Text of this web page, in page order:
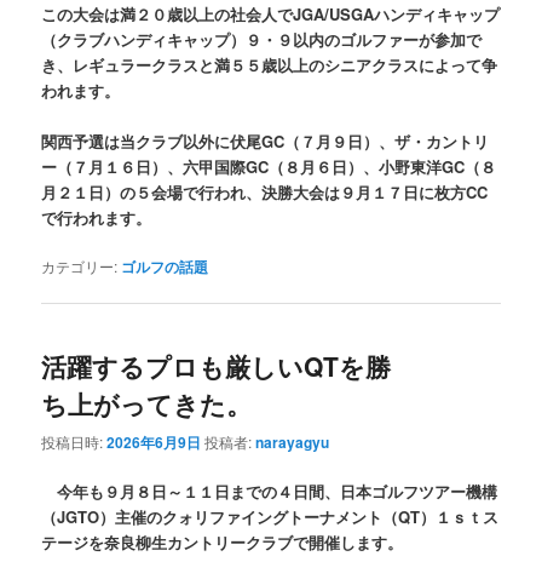
この大会は満２０歳以上の社会人でJGA/USGAハンディキャップ
（クラブハンディキャップ）９・９以内のゴルファーが参加で
き、レギュラークラスと満５５歳以上のシニアクラスによって争
われます。
関西予選は当クラブ以外に伏尾GC（７月９日）、ザ・カントリ
ー（７月１６日）、六甲国際GC（８月６日）、小野東洋GC（８
月２１日）の５会場で行われ、決勝大会は９月１７日に枚方CC
で行われます。
カテゴリー: ゴルフの話題
活躍するプロも厳しいQTを勝
ち上がってきた。
投稿日時:2026年6月9日 投稿者:narayagyu
今年も９月８日～１１日までの４日間、日本ゴルフツアー機構
（JGTO）主催のクォリファイングトーナメント（QT）１ｓｔス
テージを奈良柳生カントリークラブで開催します。